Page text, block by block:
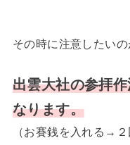
その時に注意したいの
出雲大社の参拝
なります。
（お賽銭を入れる→